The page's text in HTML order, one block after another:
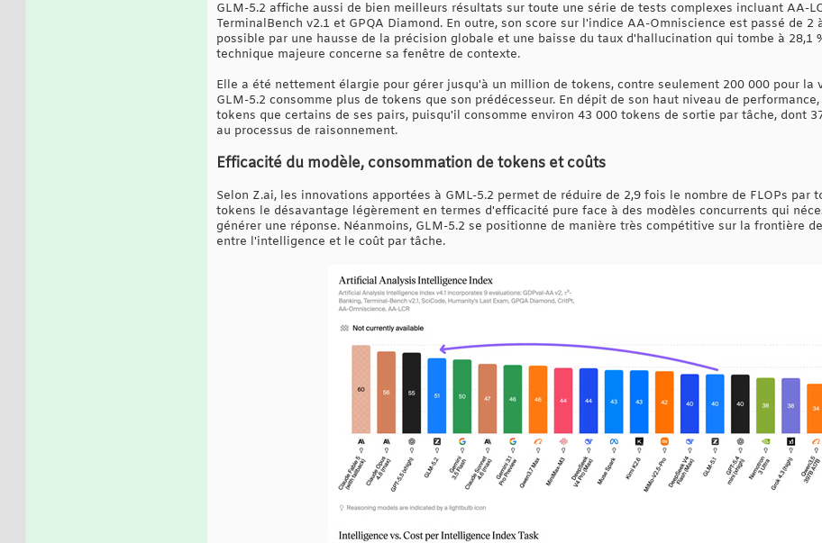
GLM-5.2 affiche aussi de bien meilleurs résultats sur toute une série de tests complexes incluant AA-
TerminalBench v2.1 et GPQA Diamond. En outre, son score sur l'indice AA-Omniscience est passé de 2
possible par une hausse de la précision globale et une baisse du taux d'hallucination qui tombe à 28,1
technique majeure concerne sa fenêtre de contexte.
Elle a été nettement élargie pour gérer jusqu'à un million de tokens, contre seulement 200 000 pour la
GLM-5.2 consomme plus de tokens que son prédécesseur. En dépit de son haut niveau de
tokens que certains de ses pairs, puisqu'il consomme environ 43 000 tokens de sortie par tâche, dont
au processus de raisonnement.
Efficacité du modèle, consommation de tokens et coûts
Selon Z.ai, les innovations apportées à GML-5.2 permet de réduire de 2,9 fois le nombre de FLOPs par
tokens le désavantage légèrement en termes d'efficacité pure face à des modèles concurrents qui
générer une réponse. Néanmoins, GLM-5.2 se positionne de manière très compétitive sur la frontière
entre l'intelligence et le coût par tâche.